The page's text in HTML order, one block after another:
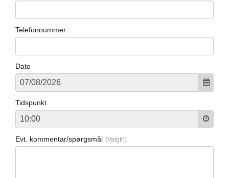
Telefonnummer
Dato
Tidspunkt
Evt. kommentar/spørgsmål